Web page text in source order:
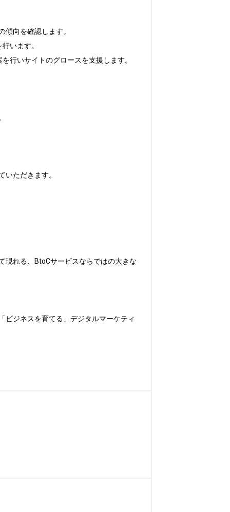
向を確認します。
います。
行いサイトのグロースを支援します。
ただきます。
現れる、BtoCサービスならではの大きな
ビジネスを育てる」デジタルマーケティ